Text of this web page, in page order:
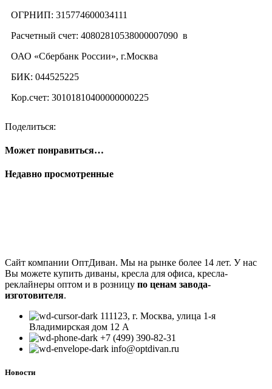
ОГРНИП: 315774600034111
Расчетный счет: 40802810538000007090 в
ОАО «Сбербанк России», г.Москва
БИК: 044525225
Кор.счет: 30101810400000000225
Поделиться:
Может понравиться…
Недавно просмотренные
Сайт компании ОптДиван. Мы на рынке более 14 лет. У нас
Вы можете купить диваны, кресла для офиса, кресла-
реклайнеры оптом и в розницу по ценам завода-
изготовителя.
111123, г. Москва, улица 1-я
Владимирская дом 12 А
+7 (499) 390-82-31
info@optdivan.ru
Новости